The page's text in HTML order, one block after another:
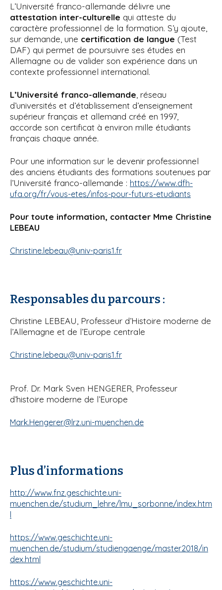
L’Université franco-allemande délivre une
attestation inter-culturelle qui atteste du
caractère professionnel de la formation. S’y ajoute,
sur demande, une certification de langue (Test
DAF) qui permet de poursuivre ses études en
Allemagne ou de valider son expérience dans un
contexte professionnel international.
L’Université franco-allemande , réseau
d’universités et d’établissement d’enseignement
supérieur français et allemand créé en 1997,
accorde son certificat à environ mille étudiants
français chaque année.
Pour une information sur le devenir professionnel
des anciens étudiants des formations soutenues par
l’Université franco-allemande : https://www.dfh-
ufa.org/fr/vous-etes/infos-pour-futurs-etudiants
Pour toute information, contacter Mme Christine
LEBEAU
Christine.lebeau@univ-paris1.fr
Responsables du parcours :
Christine LEBEAU, Professeur d’Histoire moderne de
l’Allemagne et de l’Europe centrale
Christine.lebeau@univ-paris1.fr
Prof. Dr. Mark Sven HENGERER, Professeur
d’histoire moderne de l’Europe
Mark.Hengerer@lrz.uni-muenchen.de
Plus d’informations
http://www.fnz.geschichte.uni-
muenchen.de/studium_lehre/lmu_sorbonne/index.htm
l
https://www.geschichte.uni-
muenchen.de/studium/studiengaenge/master2018/in
dex.html
https://www.geschichte.uni-